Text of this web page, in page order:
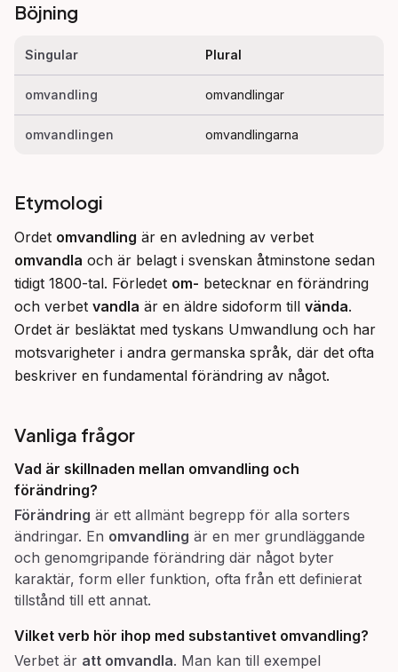
Böjning
Singular Plural
omvandling omvandlingar
omvandlingen omvandlingarna
Etymologi
Ordet omvandling
omvandla och är belagt i svenskan åtminstone sedan
tidigt 1800-tal. Förledet om- betecknar en förändring
och verbet vandla är en äldre sidoform till vända.
Ordet är besläktat med tyskans Umwandlung och har
motsvarigheter i andra germanska språk, där det ofta
beskriver en fundamental förändring av något.
Vanliga frågor
Vad är skillnaden mellan omvandling och
förändring?
Förändring är ett allmänt begrepp för alla sorters
ändringar. En omvandling är en mer grundläggande
och genomgripande förändring där något byter
karaktär, form eller funktion, ofta från ett definierat
tillstånd till ett annat.
Vilket verb hör ihop med substantivet omvandling?
Verbet är att omvandla. Man kan till exempel